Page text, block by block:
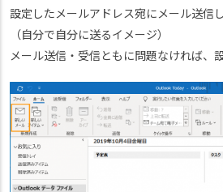
設定したメールアドレス宛にメール送信
（自分で自分に送るイメージ）
メール送信・受信ともに問題なければ、